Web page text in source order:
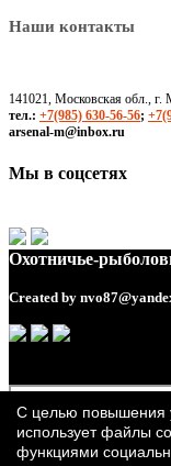
Наши контакты
141021, Московская обл.,
тел.: +7(985) 630-56-56;
arsenal-m@inbox.ru
Мы в соцсетях
Охотничье-
Created by
С целью повышения
использует файлы
функциями